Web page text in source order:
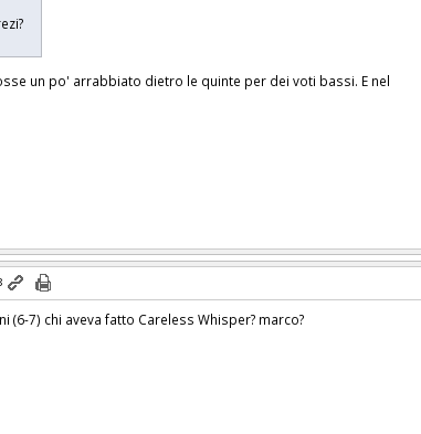
un po' arrabbiato dietro le quinte per dei voti bassi. E nel
(6-7) chi aveva fatto Careless Whisper? marco?